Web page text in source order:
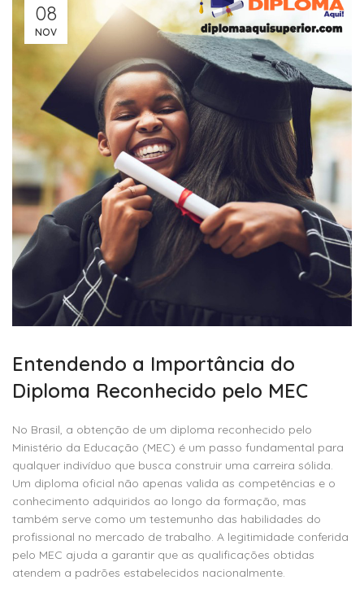
08
NOV
Entendendo a Importância do
Diploma Reconhecido pelo MEC
No Brasil, a obtenção de um diploma reconhecido pelo
Ministério da Educação (MEC) é um passo fundamental para
qualquer indivíduo que busca construir uma carreira sólida.
Um diploma oficial não apenas valida as competências e o
conhecimento adquiridos ao longo da formação, mas
também serve como um testemunho das habilidades do
profissional no mercado de trabalho. A legitimidade conferida
pelo MEC ajuda a garantir que as qualificações obtidas
atendem a padrões estabelecidos nacionalmente.